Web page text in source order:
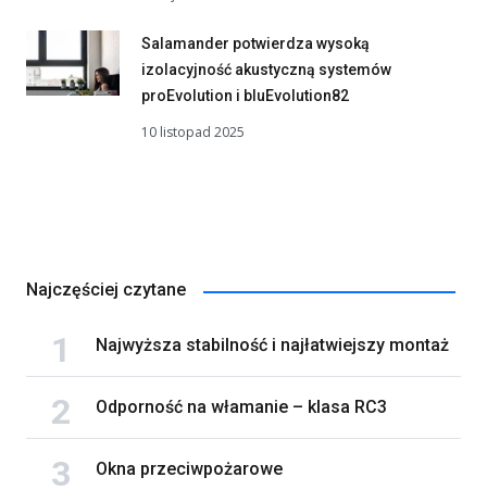
Salamander potwierdza wysoką
izolacyjność akustyczną systemów
proEvolution i bluEvolution82
10 listopad 2025
Najczęściej czytane
Najwyższa stabilność i najłatwiejszy montaż
Odporność na włamanie – klasa RC3
Okna przeciwpożarowe